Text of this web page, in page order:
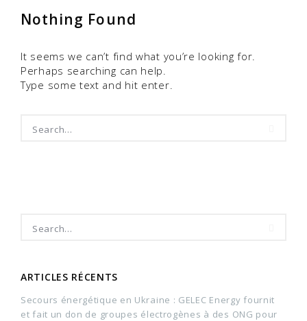
Nothing Found
It seems we can’t find what you’re looking for.
Perhaps searching can help.
Type some text and hit enter.
ARTICLES RÉCENTS
Secours énergétique en Ukraine : GELEC Energy fournit
et fait un don de groupes électrogènes à des ONG pour